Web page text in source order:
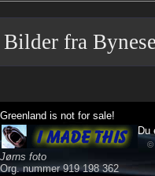
Bilder fra
Greenland is not for sale!
Jørns foto
Org. nummer 919 198 362
Du
©